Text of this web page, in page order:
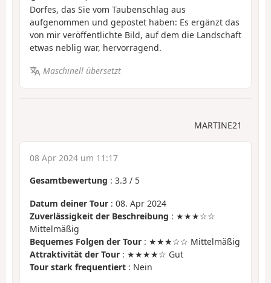
Dorfes, das Sie vom Taubenschlag aus
aufgenommen und gepostet haben: Es ergänzt das
von mir veröffentlichte Bild, auf dem die Landschaft
etwas neblig war, hervorragend.
Maschinell übersetzt
MARTINE21
08 Apr 2024 um 11:17
Gesamtbewertung : 3.3 / 5
Datum deiner Tour : 08. Apr 2024
Zuverlässigkeit der Beschreibung : ★★★☆☆
Mittelmäßig
Bequemes Folgen der Tour : ★★★☆☆ Mittelmäßig
Attraktivität der Tour : ★★★★☆ Gut
Tour stark frequentiert : Nein